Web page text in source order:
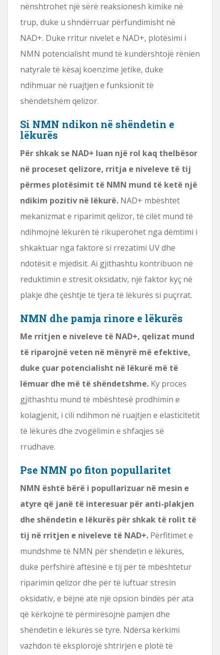
nënshtrohet një sërë reaksionesh kimike në
trup, duke u shndërruar përfundimisht në
NAD+. Duke rritur nivelet e NAD+, plotësimi i
NMN potencialisht mund të kundërshtojë rënien
natyrale të kësaj koenzime jetike, duke
ndihmuar në ruajtjen e funksionit të
shëndetshëm qelizor.
Si NMN ndikon në shëndetin e
lëkurës
Për shkak se NAD+ luan një rol kaq thelbësor
në proceset qelizore, rritja e niveleve të tij
përmes plotësimit të NMN mund të ketë një
ndikim pozitiv në lëkurë. NAD+ mbështet
mekanizmat e riparimit qelizor, të cilët mund të
ndihmojnë lëkurën të rikuperohet nga dëmtimi i
shkaktuar nga faktorë si rrezatimi UV dhe
ndotësit e mjedisit. Ai gjithashtu kontribuon në
reduktimin e stresit oksidativ, një faktor kyç në
plakje dhe çështje të tjera të lëkurës si puçrrat.
NMN dhe pamja rinore e lëkurës
Me rritjen e niveleve të NAD+, qelizat mund
të riparojnë veten në mënyrë më efektive,
duke çuar potencialisht në lëkurë më të
lëmuar dhe më të shëndetshme. Ky proces
gjithashtu mund të mbështesë prodhimin e
kolagjenit, i cili ndihmon në ruajtjen e elasticitetit
të lëkurës dhe zvogëlimin e shfaqjes së
rrudhave.
Pse NMN po fiton popullaritet
NMN është bërë i popullarizuar në mesin e
atyre që janë të interesuar për anti-plakjen
dhe shëndetin e lëkurës për shkak të rolit të
tij në rritjen e niveleve të NAD+. Përfitimet e
mundshme të NMN për shëndetin e lëkurës,
duke përfshirë aftësinë e tij për të mbështetur
riparimin qelizor dhe për të luftuar stresin
oksidativ, e bëjnë atë një opsion bindës për ata
që kërkojnë të përmirësojnë pamjen dhe
shëndetin e lëkurës së tyre. Ndërsa kërkimi
vazhdon të eksplorojë shtrirjen e plotë të